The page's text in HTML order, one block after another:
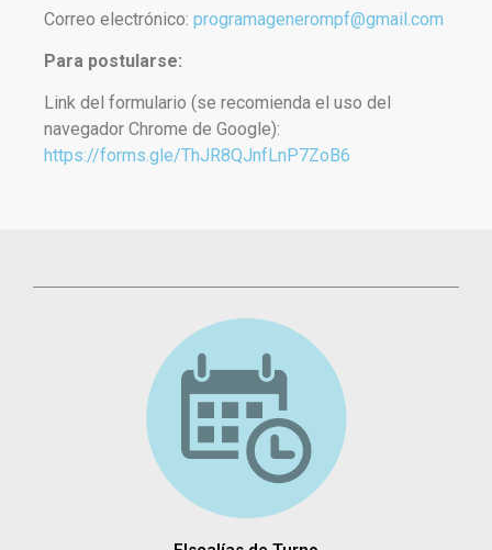
Correo electrónico: programagenerompf@gmail.com
Para postularse:
Link del formulario (se recomienda el uso del
navegador Chrome de Google):
https://forms.gle/ThJR8QJnfLnP7ZoB6